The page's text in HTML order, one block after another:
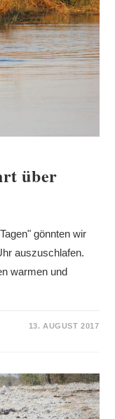
über
gönnten wir
auszuschlafen.
warmen und
13. AUGUST 2017